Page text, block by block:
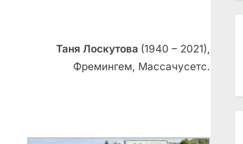
Таня Лоскутова (1940 – 2021),
Фремингем, Массачусетс.